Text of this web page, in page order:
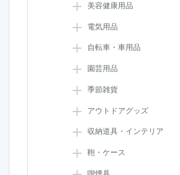
美容健康用品
電気用品
自転車・車用品
園芸用品
季節雑貨
アウトドアグッズ
収納道具・インテリア
鞄・ケース